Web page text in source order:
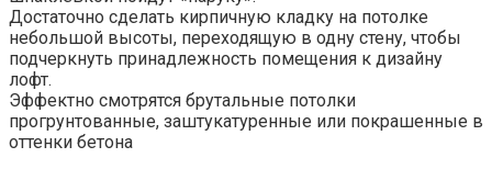
Достаточно сделать кирпичную кладку на потолке
небольшой высоты, переходящую в одну стену, чтобы
подчеркнуть принадлежность помещения к дизайну
лофт.
Эффектно смотрятся брутальные потолки
прогрунтованные, заштукатуренные или покрашенные в
оттенки бетона